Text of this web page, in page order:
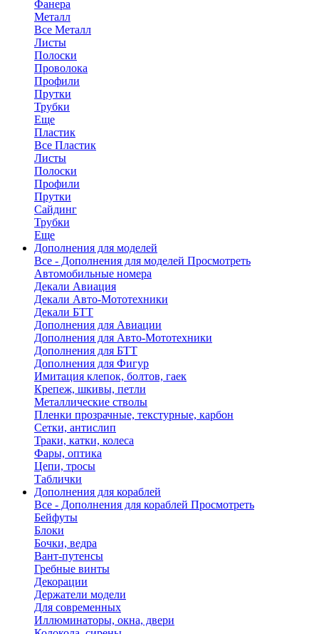
Фанера
Металл
Все Металл
Листы
Полоски
Проволока
Профили
Прутки
Трубки
Еще
Пластик
Все Пластик
Листы
Полоски
Профили
Прутки
Сайдинг
Трубки
Еще
Дополнения для моделей
Все - Дополнения для моделей Просмотреть
Автомобильные номера
Декали Авиация
Декали Авто-Мототехники
Декали БТТ
Дополнения для Авиации
Дополнения для Авто-Мототехники
Дополнения для БТТ
Дополнения для Фигур
Имитация клепок, болтов, гаек
Крепеж, шкивы, петли
Металлические стволы
Пленки прозрачные, текстурные, карбон
Сетки, антислип
Траки, катки, колеса
Фары, оптика
Цепи, тросы
Таблички
Дополнения для кораблей
Все - Дополнения для кораблей Просмотреть
Бейфуты
Блоки
Бочки, ведра
Вант-путенсы
Гребные винты
Декорации
Держатели модели
Для современных
Иллюминаторы, окна, двери